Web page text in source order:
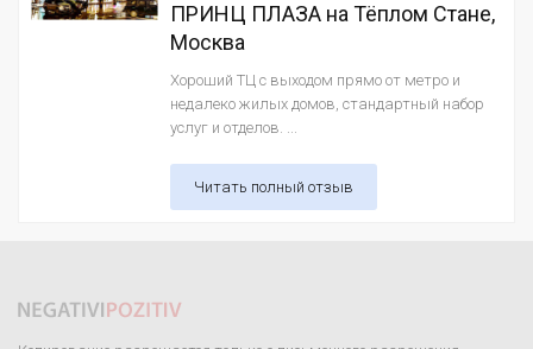
ПРИНЦ ПЛАЗА на Тёплом Стане,
Москва
Хороший ТЦ с выходом прямо от метро и
недалеко жилых домов, стандартный набор
услуг и отделов. ...
Читать полный отзыв